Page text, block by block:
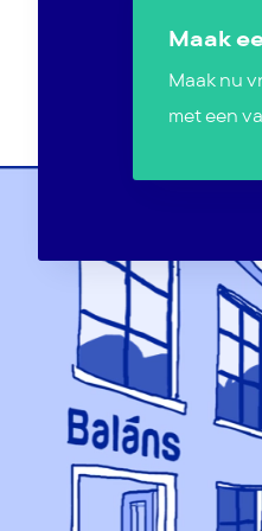
Maak
Maak nu
met een